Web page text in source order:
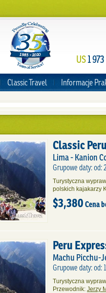
US1
Classic Travel Informacje
Classic Peru
Lima - Kanion
Grupowe daty: od:
Turystyczna
polskich kajakarzy
$3,380 Cena
Peru
Machu Picchu-
Grupowe daty: od:
Turystyczna
Przewodnik: Jerzy